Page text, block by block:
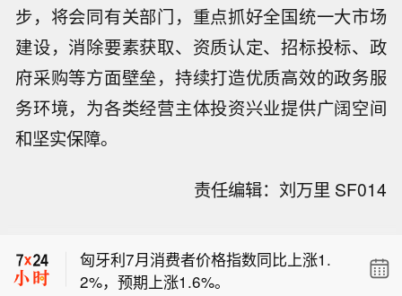
步，将会同有关部门，重点抓好全国统一大市场
建设，消除要素获取、资质认定、招标投标、政
府采购等方面壁垒，持续打造优质高效的政务服
务环境，为各类经营主体投资兴业提供广阔空间
和坚实保障。
责任编辑：刘万里 SF014
匈牙利7月消费者价格指数同比上涨1.
2%，预期上涨1.6%。
匈牙利7月消费者价格指数同比上涨1.
2%，预期上涨1.6%。